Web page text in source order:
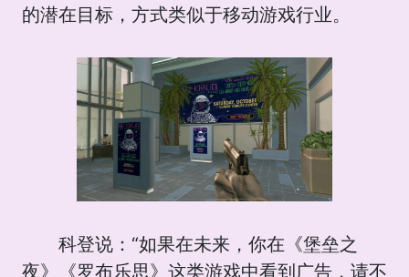
的潜在目标，方式类似于移动游戏行业。
科登说：“如果在未来，你在《堡垒之
夜》《罗布乐思》这类游戏中看到广告，请不